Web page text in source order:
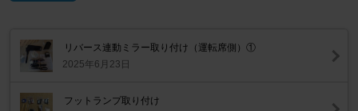
リバース連動ミラー取り付け（運転席側）①
2025年6月23日
フットランプ取り付け